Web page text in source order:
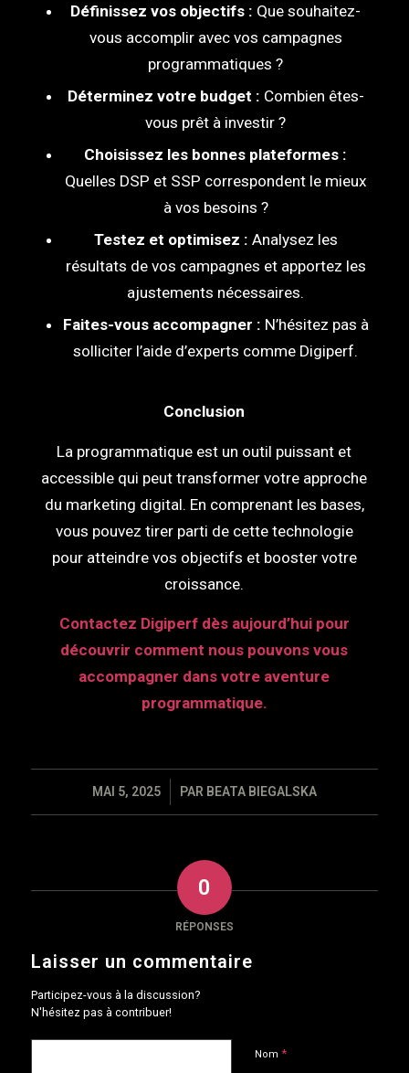
Définissez vos objectifs : Que souhaitez-
vous accomplir avec vos campagnes
programmatiques ?
Déterminez votre budget : Combien êtes-
vous prêt à investir ?
Choisissez les bonnes plateformes :
Quelles DSP et SSP correspondent le mieux
à vos besoins ?
Testez et optimisez : Analysez les
résultats de vos campagnes et apportez les
ajustements nécessaires.
Faites-vous accompagner : N’hésitez pas à
solliciter l’aide d’experts comme Digiperf.
Conclusion
La programmatique est un outil puissant et
accessible qui peut transformer votre approche
du marketing digital. En comprenant les bases,
vous pouvez tirer parti de cette technologie
pour atteindre vos objectifs et booster votre
croissance.
Contactez Digiperfdès aujourd’hui pour
découvrir comment nous pouvons vous
accompagner dans votre aventure
programmatique.
MAI 5, 2025
/ PAR BEATA BIEGALSKA
0
RÉPONSES
Laisser un commentaire
Participez-vous à la discussion?
N'hésitez pas à contribuer!
Nom *